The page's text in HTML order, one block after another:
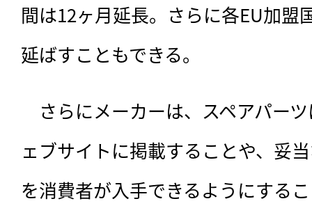
間は12ヶ月延長。さらに各EU加盟
延ばすこともできる。
さらにメーカーは、スペアパー
ェブサイトに掲載することや、妥
を消費者が入手できるようにする